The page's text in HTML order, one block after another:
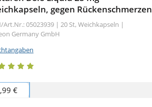
gegen Rückenschmerzen
Art.Nr.: 05023939 | 20 St, Weichkapseln |
Germany GmbH
€